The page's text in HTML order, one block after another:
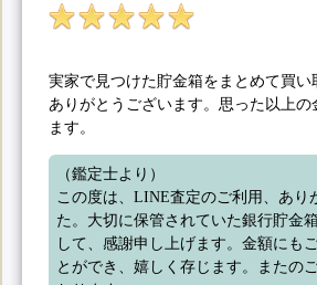
実家で見つけた貯金箱をまとめて買い
ありがとうございます。思った以上
ます。
（鑑定士より）
この度は、LINE査定のご利用、あり
た。大切に保管されていた銀行貯金
して、感謝申し上げます。金額にも
とができ、嬉しく存じます。またの